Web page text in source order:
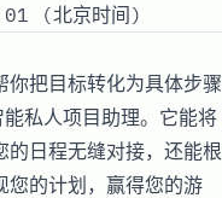
(北京时间)
你把目标转化为具体步骤
人项目助理。它能将
的日程无缝对接，还能根
的计划，赢得您的游